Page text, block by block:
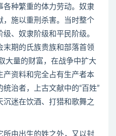
各种繁重的体力劳动。奴隶
，施以重刑杀害。当时整个
、奴隶阶级和平民阶级。
期的氏族贵族和部落首领
大量的财富，在战争中扩大
产资料和完全占有生产者本
治者，上古文献中的“百姓”
迷在饮酒、打猎和歌舞之
由出生的姓之外，又以封